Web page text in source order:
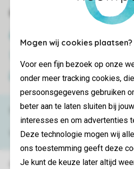
Mogen wij cookies plaatsen?
Voor een fijn bezoek op onze
onder meer tracking cookies,
persoonsgegevens gebruiken
beter aan te laten sluiten bij
interesses en om advertenties
Deze technologie mogen wij
ons toestemming geeft deze
Je kunt de keuze later altijd
Book online securely and
Secure payment
Holiday parks
Need help?
View the FAQor contact theContact